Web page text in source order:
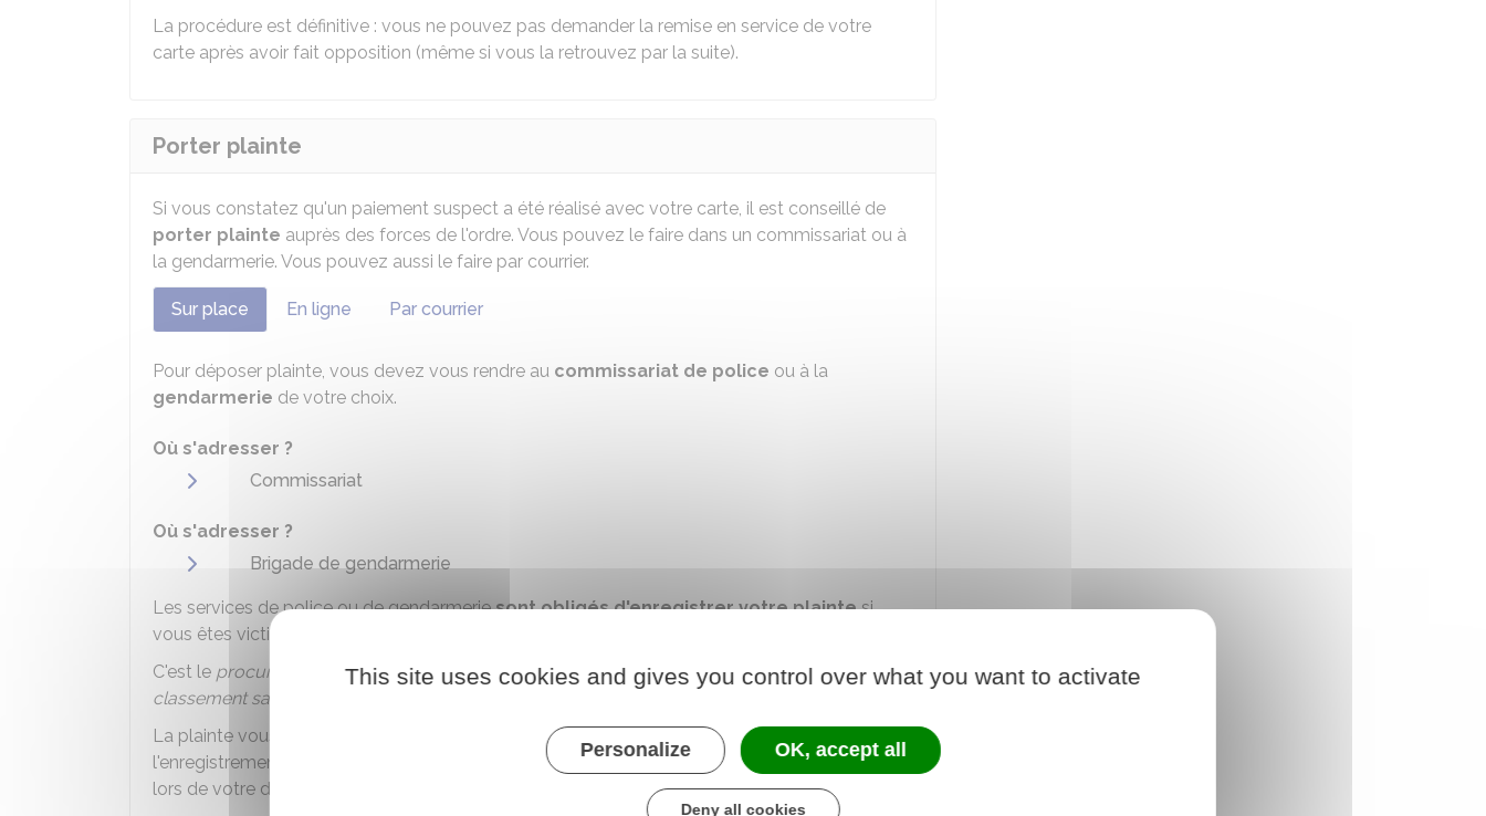
La procédure est définitive : vous ne pouvez pas demander la remise en service de votre
carte après avoir fait opposition (même si vous la retrouvez par la suite).
Porter plainte
Si vous constatez qu'un paiement suspect a été réalisé avec votre carte, il est conseillé de
porter plainte auprès des forces de l'ordre. Vous pouvez le faire dans un commissariat ou à
la gendarmerie. Vous pouvez aussi le faire par courrier.
Sur place En ligne Par courrier
Pour déposer plainte, vous devez vous rendre au commissariat de police ou à la
gendarmerie de votre choix.
Où s'adresser ?
Commissariat
Où s'adresser ?
Brigade de gendarmerie
Les services de police ou de gendarmeriesont obligés d'enregistrer votre plaintesi
vous êtes victime d'une
C'est le procureur de la Républiquequi décide de la suite à donner à la plainte (enquête,
classement sans suite
La plainte vous permet d'obtenir un récépissé, c'est-à-dire un document attestant de
l'enregistrement de votre déclaration. Vous pouvez transmettre le récépissé à votre banque
lors de votre demande de remboursement.
This site uses cookies and gives you control over what you want to activate
Personalize OK, accept all
Deny all cookies